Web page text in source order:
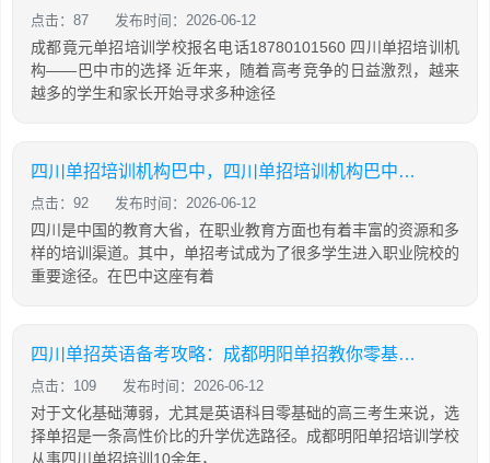
点击：87 发布时间：2026-06-12
成都竟元单招培训学校报名电话18780101560 四川单招培训机
构——巴中市的选择 近年来，随着高考竞争的日益激烈，越来
越多的学生和家长开始寻求多种途径
四川单招培训机构巴中，四川单招培训机构巴中有几家
点击：92 发布时间：2026-06-12
四川是中国的教育大省，在职业教育方面也有着丰富的资源和多
样的培训渠道。其中，单招考试成为了很多学生进入职业院校的
重要途径。在巴中这座有着
四川单招英语备考攻略：成都明阳单招教你零基础也能有效提分
点击：109 发布时间：2026-06-12
对于文化基础薄弱，尤其是英语科目零基础的高三考生来说，选
择单招是一条高性价比的升学优选路径。成都明阳单招培训学校
从事四川单招培训10余年，